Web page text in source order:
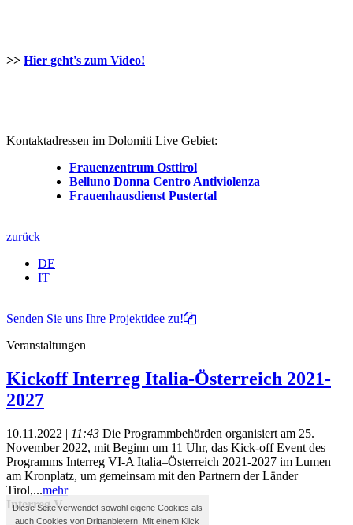
>> Hier geht's zum Video!
Kontaktadressen im Dolomiti Live Gebiet:
Frauenzentrum Osttirol
Belluno Donna Centro Antiviolenza
Frauenhausdienst Pustertal
zurück
DE
IT
Senden Sie uns Ihre Projektidee zu!
Veranstaltungen
Kickoff Interreg Italia-Österreich 2021-
2027
10.11.2022 | 11:43 Die Programmbehörden organisiert am 25.
November 2022, mit Beginn um 11 Uhr, das Kick-off Event des
Programms Interreg VI-A Italia–Österreich 2021-2027 im Lumen
am Kronplatz, um gemeinsam mit den Partnern der Länder
Tirol,...mehr
Interreg V
Diese Seite verwendet sowohl eigene Cookies als
auch Cookies von Drittanbietern. Mit einem Klick